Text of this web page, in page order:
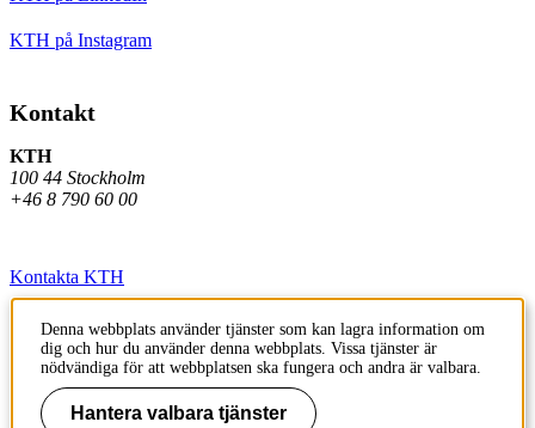
KTH på Instagram
Kontakt
KTH
100 44 Stockholm
+46 8 790 60 00
Kontakta KTH
Jobba på KTH
Press och media
Faktura och betalning KTH
Denna webbplats använder tjänster som kan lagra information om
dig och hur du använder denna webbplats. Vissa tjänster är
nödvändiga för att webbplatsen ska fungera och andra är valbara.
Hantera valbara tjänster